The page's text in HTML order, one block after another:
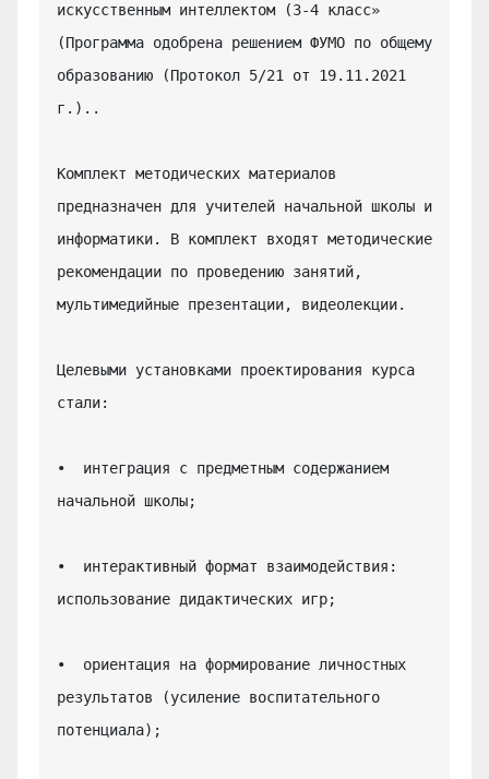
искусственным интеллектом (3-4 класс»
(Программа одобрена решением ФУМО по общему
образованию (Протокол 5/21 от 19.11.2021
г.)..
Комплект методических материалов
предназначен для учителей начальной школы и
информатики. В комплект входят методические
рекомендации по проведению занятий,
мультимедийные презентации, видеолекции.
Целевыми установками проектирования курса
стали:
•  интеграция с предметным содержанием
начальной школы;
•  интерактивный формат взаимодействия:
использование дидактических игр;
•  ориентация на формирование личностных
результатов (усиление воспитательного
потенциала);